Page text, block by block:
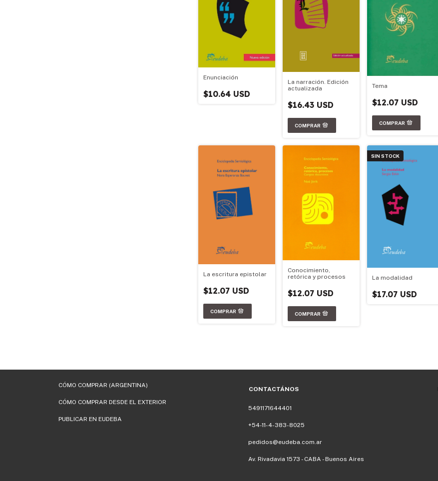
Enunciación
$10.64 USD
La narración. Edición
actualizada
$16.43 USD
Tema
$12.07 USD
La escritura epistolar
$12.07 USD
Conocimiento,
retórica y procesos
$12.07 USD
SIN STOCK
La modalidad
$17.07 USD
CÓMO COMPRAR (ARGENTINA)
CÓMO COMPRAR DESDE EL EXTERIOR
PUBLICAR EN EUDEBA
CONTACTÁNOS
5491171644401
+54-11-4-383-8025
pedidos@eudeba.com.ar
Av. Rivadavia 1573 - CABA - Buenos Aires